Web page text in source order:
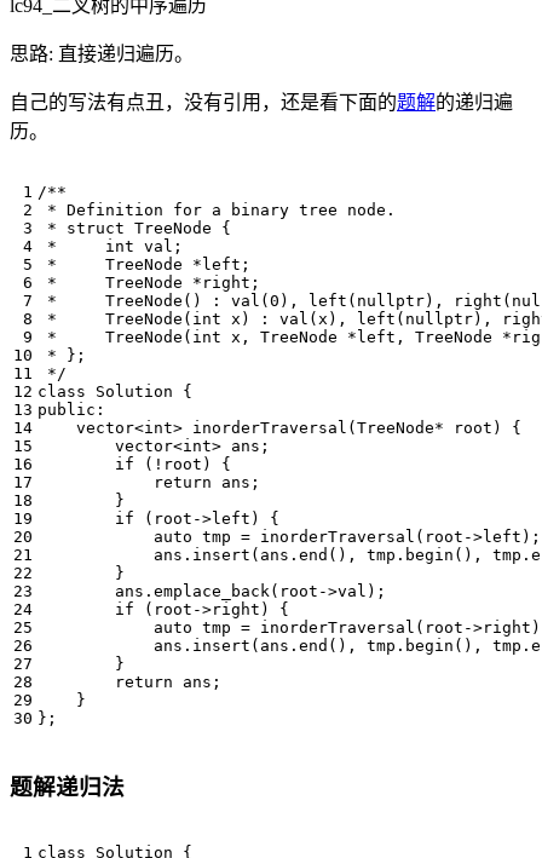
lc94_二叉树的中序遍历
思路: 直接递归遍历。
自己的写法有点丑，没有引用，还是看下面的题解的递归遍
历。
*/
class
Solution
{
public :
vector<int> inorderTraversal (TreeNode* root )
{
vector<int> ans ;
if
( ! root )
{
return
ans ;
}
if
( root ->left )
{
auto tmp = inorderTraversal ( root ->left );
ans . insert ( ans . end (), tmp . begin (), tmp .
}
ans . emplace_back ( root ->val );
if
( root ->right )
{
auto tmp = inorderTraversal ( root ->right
ans . insert ( ans . end (), tmp . begin (), tmp .
}
return
ans ;
}
};
题解递归法
class Solution
{